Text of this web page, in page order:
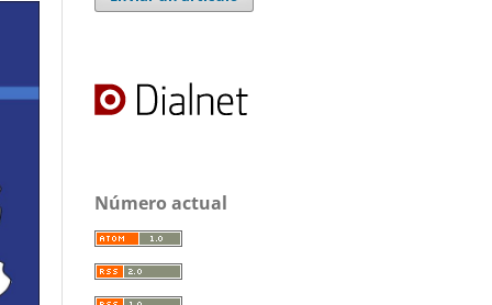
Número actual